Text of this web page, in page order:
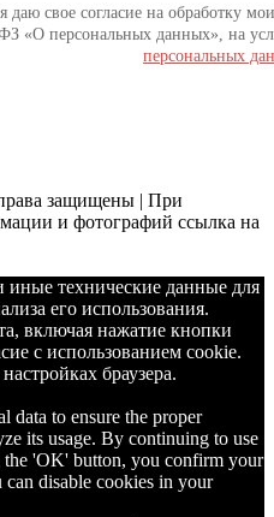
свое согласие на обработку
«О персональных данных», на
персональных
защищены | При
и фотографий ссылка на
технические данные для
его использования.
включая нажатие кнопки
с использованием cookie.
браузера.
data to ensure the proper
its usage. By continuing to use
'OK' button, you confirm your
can disable cookies in your